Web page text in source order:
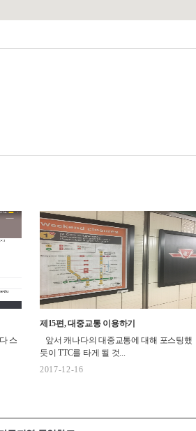
스
제15편, 대중교통 이용하기
앞서 캐나다의 대중교통에 대해 포스팅했
듯이 TTC를 타게 될 것...
2017-12-16